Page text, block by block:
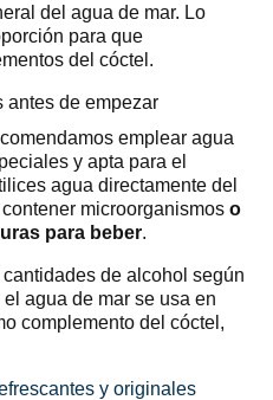
del agua de mar. Lo
para que
del cóctel.
antes de empezar
emplear agua
y apta para el
agua directamente del
microorganismos o
para beber.
de alcohol según
agua de mar se usa en
complemento del cóctel,
y originales